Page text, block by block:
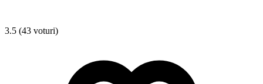
3.5 (43 voturi)